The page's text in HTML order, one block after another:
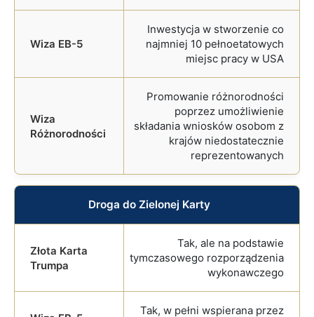
Inwestycja w stworzenie co
najmniej 10 pełnoetatowych
miejsc pracy w USA
Promowanie różnorodności
poprzez umożliwienie
składania wniosków osobom z
krajów niedostatecznie
reprezentowanych
Droga do Zielonej Karty
Tak, ale na podstawie
tymczasowego rozporządzenia
wykonawczego
Tak, w pełni wspierana przez